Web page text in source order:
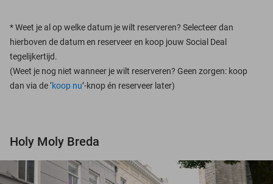
*Weet je al op welke datum je wilt reserveren? Selecteer dan
hierboven de datum en reserveer en koop jouw Social Deal
tegelijkertijd.
(Weet je nog niet wanneer je wilt reserveren? Geen zorgen: koop
dan via de ‘koop nu’-knop én reserveer later)
Holy Moly Breda